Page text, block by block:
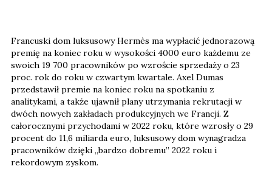
Francuski dom luksusowy Hermès ma wypłacić jednorazową
premię na koniec roku w wysokości 4000 euro każdemu ze
swoich 19 700 pracowników po wzroście sprzedaży o 23
proc. rok do roku w czwartym kwartale. Axel Dumas
przedstawił premie na koniec roku na spotkaniu z
analitykami, a także ujawnił plany utrzymania rekrutacji w
dwóch nowych zakładach produkcyjnych we Francji. Z
całorocznymi przychodami w 2022 roku, które wzrosły o 29
procent do 11,6 miliarda euro, luksusowy dom wynagradza
pracowników dzięki „bardzo dobremu” 2022 roku i
rekordowym zyskom.